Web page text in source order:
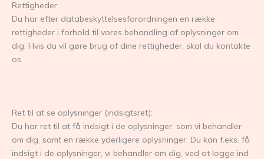
Rettigheder
Du har efter databeskyttelsesforordningen en række
rettigheder i forhold til vores behandling af oplysninger om
dig. Hvis du vil gøre brug af dine rettigheder, skal du kontakte
os.
Ret til at se oplysninger (indsigtsret):
Du har ret til at få indsigt i de oplysninger, som vi behandler
om dig, samt en række yderligere oplysninger. Du kan f.eks. få
indsigt i de oplysninger, vi behandler om dig, ved at logge ind